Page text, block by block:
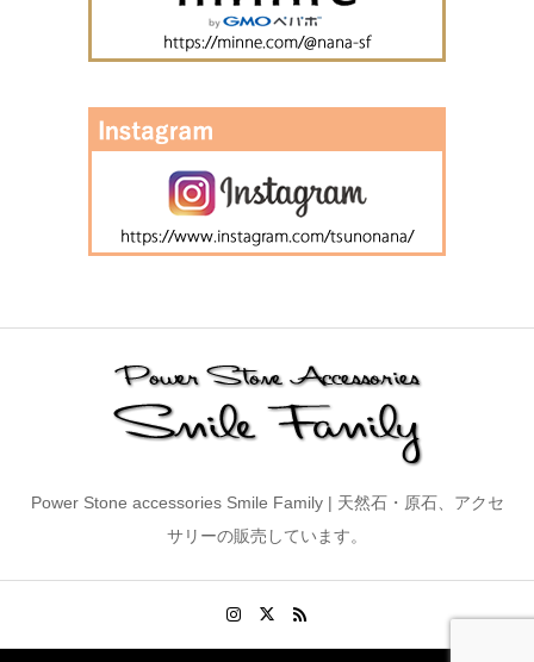
Power Stone accessories Smile Family | 天然石・原石、アクセ
サリーの販売しています。